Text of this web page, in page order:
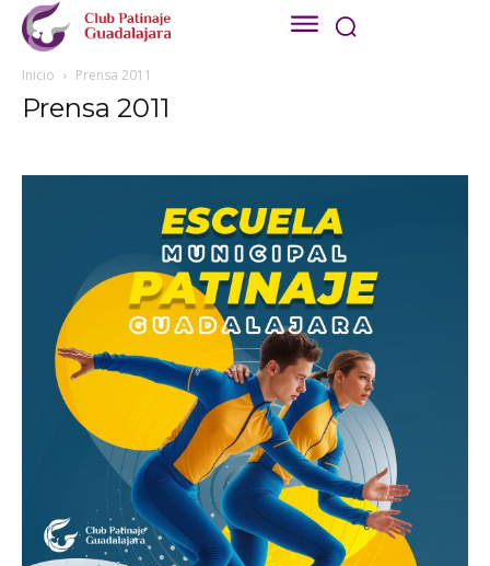
Inicio Prensa 2011
Prensa 2011